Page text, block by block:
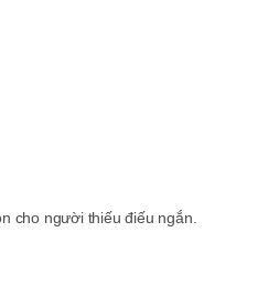
cho người thiếu điếu ngắn.